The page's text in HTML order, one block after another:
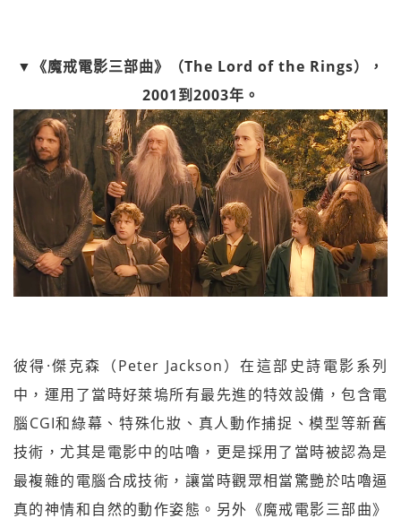
▼《魔戒電影三部曲》（The Lord of the Rings），
2001到2003年。
彼得·傑克森（Peter Jackson）在這部史詩電影系列
中，運用了當時好萊塢所有最先進的特效設備，包含電
腦CGI和綠幕、特殊化妝、真人動作捕捉、模型等新舊
技術，尤其是電影中的咕嚕，更是採用了當時被認為是
最複雜的電腦合成技術，讓當時觀眾相當驚艷於咕嚕逼
真的神情和自然的動作姿態。另外《魔戒電影三部曲》